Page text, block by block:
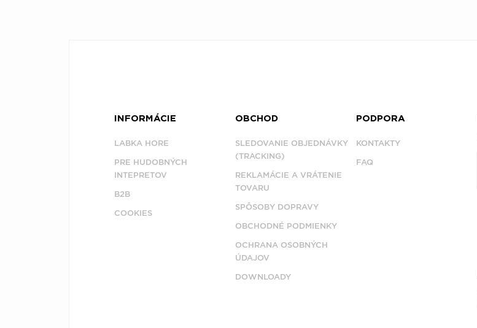
INFORMÁCIE
LABKA HORE
PRE HUDOBNÝCH
INTEPRETOV
B2B
COOKIES
OBCHOD
SLEDOVANIE OBJEDNÁVKY
(TRACKING)
REKLAMÁCIE A VRÁTENIE
TOVARU
SPÔSOBY DOPRAVY
OBCHODNÉ PODMIENKY
OCHRANA OSOBNÝCH
ÚDAJOV
DOWNLOADY
PODPORA
KONTAKTY
FAQ